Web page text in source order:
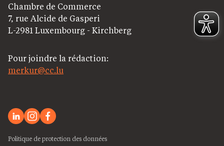
Chambre de Commerce
7, rue Alcide de Gasperi
L-2981 Luxembourg - Kirchberg
Pour joindre la rédaction:
merkur@cc.lu
Politique de protection des données